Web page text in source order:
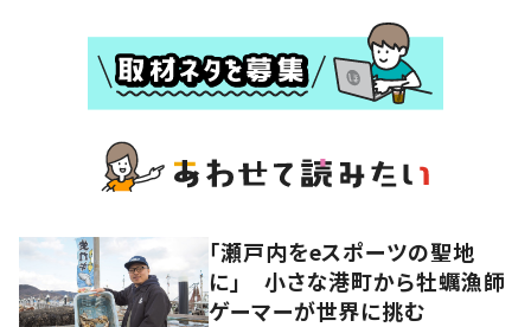
「瀬戸内をeスポーツの聖地
に」 小さな港町から牡蠣漁師
ゲーマーが世界に挑む